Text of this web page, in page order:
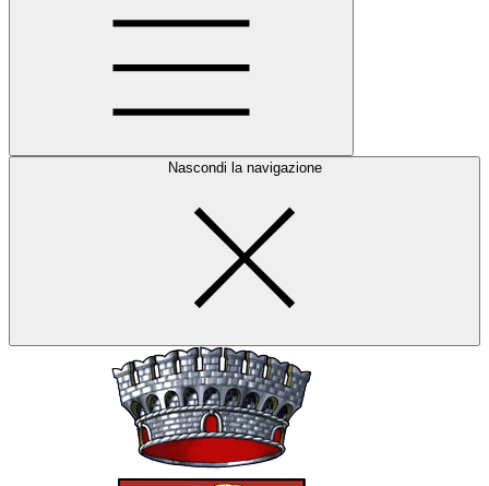
Nascondi la navigazione